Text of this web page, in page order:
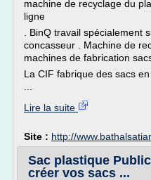
machine de recyclage du
ligne
. BinQ travail spécialement
concasseur . Machine de
machines de fabrication
La CIF fabrique des sacs
Lire la suite
Site : http://
Sac plastique
créer vos sacs ...